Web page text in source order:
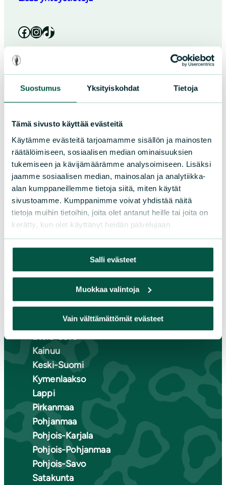
Suostumus Yksityiskohdat Tietoja
Tämä sivusto käyttää evästeitä
Käytämme evästeitä tarjoamamme sisällön ja mainosten
räätälöimiseen, sosiaalisen median ominaisuuksien
tukemiseen ja kävijämäärämme analysoimiseen. Lisäksi
jaamme sosiaalisen median, mainosalan ja analytiikka-
alan kumppaneillemme tietoja siitä, miten käytät
sivustoamme. Kumppanimme voivat yhdistää näitä
tietoja muihin tietoihin, joita olet antanut heille tai joita on
kerätty, kun olet käyttänyt heidän palvelujaan.
Salli evästeet
Muokkaa valintoja
Vain välttämättömät evästeet
Facebook InstagramTikTok
Osallistu tapahtumaan
Tule vapaaehtoiseksi
Liity jäseneksi
Piirit ja yhdistykset
LIITY JÄSENEKSI
Etelä-Häme
Etelä-Karjala
Etelä-Savo
Kainuu
Keski-Suomi
Kymenlaakso
Lappi
Pirkanmaa
Pohjanmaa
Pohjois-Karjala
Pohjois-Pohjanmaa
Pohjois-Savo
Satakunta